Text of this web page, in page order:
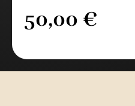
50,00 €